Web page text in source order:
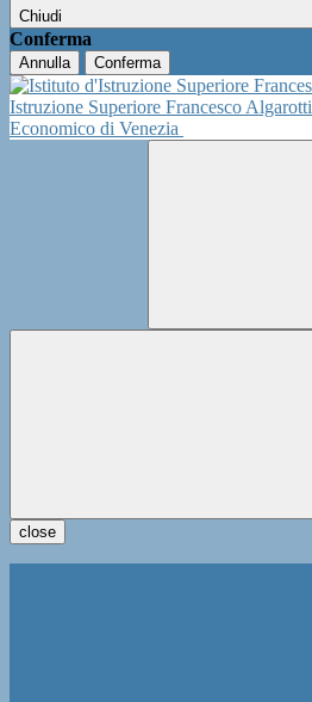
Chiudi
Conferma
Annulla Conferma
Istruzione Superiore Francesco Algarotti
Economico di Venezia
close